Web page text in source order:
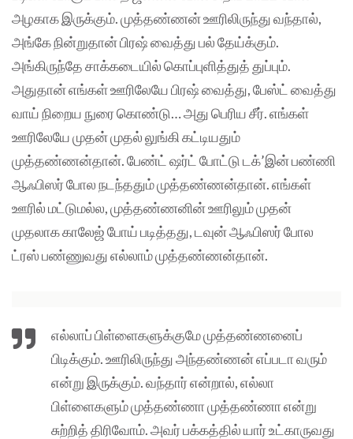
அழகாக இருக்கும். முத்தண்ணன் ஊரிலிருந்து வந்தால்,
அங்கே நின்றுதான் பிரஷ் வைத்து பல் தேய்க்கும்.
அங்கிருந்தே சாக்கடையில் கொப்புளித்துத் துப்பும்.
அதுதான் எங்கள் ஊரிலேயே பிரஷ் வைத்து, பேஸ்ட் வைத்து
வாய் நிறைய நுரை கொண்டு… அது பெரிய சீர். எங்கள்
ஊரிலேயே முதன் முதல் லுங்கி கட்டியதும்
முத்தண்ணன்தான். பேண்ட் ஷர்ட் போட்டு டக்’இன் பண்ணி
ஆஃபிஸர் போல நடந்ததும் முத்தண்ணன்தான். எங்கள்
ஊரில் மட்டுமல்ல, முத்தண்ணனின் ஊரிலும் முதன்
முதலாக காலேஜ் போய் படித்தது, டவுன் ஆஃபிஸர் போல
ட்ரஸ் பண்ணுவது எல்லாம் முத்தண்ணன்தான்.
எல்லாப் பிள்ளைகளுக்குமே முத்தண்ணனைப்
பிடிக்கும். ஊரிலிருந்து அந்தண்ணன் எப்படா வரும்
என்று இருக்கும். வந்தார் என்றால், எல்லா
பிள்ளைகளும் முத்தண்ணா முத்தண்ணா என்று
சுற்றித் திரிவோம். அவர் பக்கத்தில் யார் உட்காருவது